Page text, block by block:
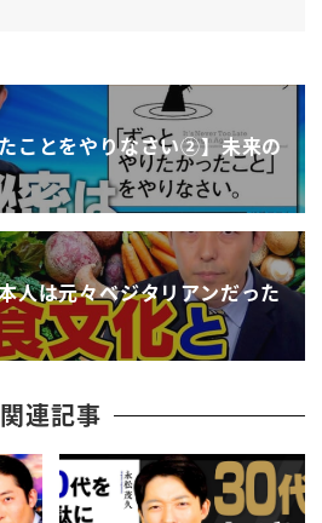
常にイメージでありますよね
でもしくは
てるとそれはある意味は宗教
る意味や
うかもしれない
ックで強いまあ健康志向の
そうでしたところがそのイメ
よねこれは個人の趣向の問題
いる現象なんだということが
考にさせて
ことをやりなさい②】未来の
人は元々ベジタリアンだった
関連記事